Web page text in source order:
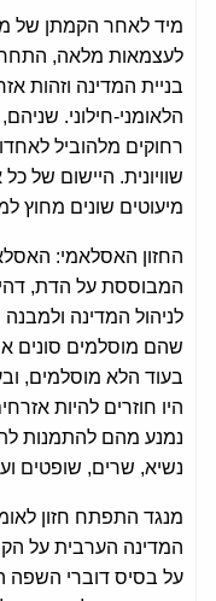
מיד לאחר הקמתן של
לעצמאות מלאה, התחרו
בניית המדינה וזהות
הלאומני-חילוני.
רחוקים מלהוביל
שוויונית. היישום
מיעוטים שונים מחוץ
החזון האסלאמי:
המבוססת על הדת,
לניהול המדינה
שהם מוסלמים סונים אך
בעוד הלא מוסלמים,
היו חוזרים להיות
נמנע מהם להתמנות
נשיא, שרים, שופטים
מנגד התפתח חזון
המדינה הערבית על
על בסיס דוברי השפה